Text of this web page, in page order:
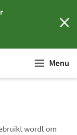
Menu
wordt om